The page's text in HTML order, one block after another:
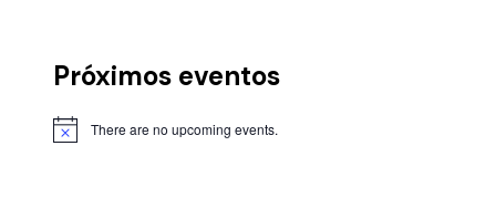
Próximos eventos
There are no upcoming events.